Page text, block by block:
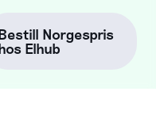
Norgespris
Elhub